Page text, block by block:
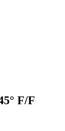
F/F